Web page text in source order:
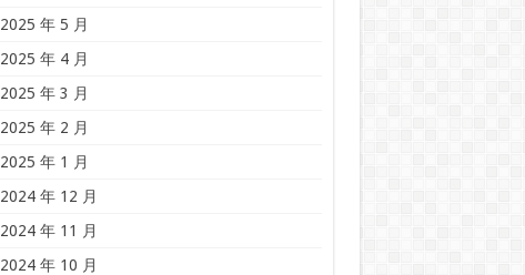
2025 年 5 月
2025 年 4 月
2025 年 3 月
2025 年 2 月
2025 年 1 月
2024 年 12 月
2024 年 11 月
2024 年 10 月